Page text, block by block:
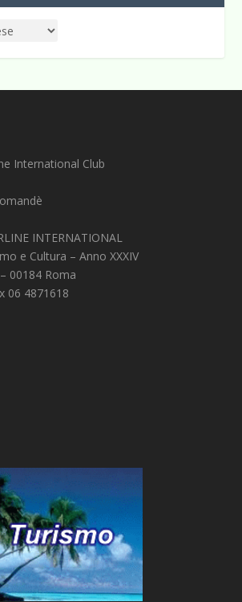
International Club
INTERNATIONAL
e Cultura – Anno XXXIV
00184 Roma
06 4871618